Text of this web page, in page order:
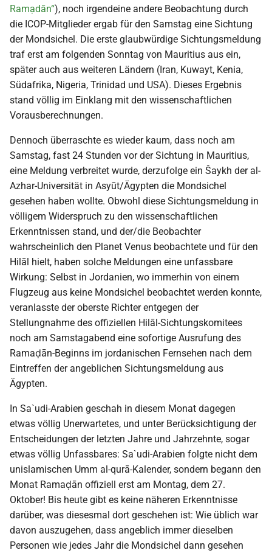
Ramạdān“), noch irgendeine andere Beobachtung durch
die ICOP-Mitglieder ergab für den Samstag eine Sichtung
der Mondsichel. Die erste glaubwürdige Sichtungsmeldung
traf erst am folgenden Sonntag von Mauritius aus ein,
später auch aus weiteren Ländern (Iran, Kuwayt, Kenia,
Südafrika, Nigeria, Trinidad und USA). Dieses Ergebnis
stand völlig im Einklang mit den wissenschaftlichen
Vorausberechnungen.
Dennoch überraschte es wieder kaum, dass noch am
Samstag, fast 24 Stunden vor der Sichtung in Mauritius,
eine Meldung verbreitet wurde, derzufolge ein Šaykh der al-
Azhar-Universität in Asyūt/Ägypten die Mondsichel
gesehen haben wollte. Obwohl diese Sichtungsmeldung in
völligem Widerspruch zu den wissenschaftlichen
Erkenntnissen stand, und der/die Beobachter
wahrscheinlich den Planet Venus beobachtete und für den
Hilāl hielt, haben solche Meldungen eine unfassbare
Wirkung: Selbst in Jordanien, wo immerhin von einem
Flugzeug aus keine Mondsichel beobachtet werden konnte,
veranlasste der oberste Richter entgegen der
Stellungnahme des offiziellen Hilāl-Sichtungskomitees
noch am Samstagabend eine sofortige Ausrufung des
Ramaḍān-Beginns im jordanischen Fernsehen nach dem
Eintreffen der angeblichen Sichtungsmeldung aus
Ägypten.
In Sa`udi-Arabien geschah in diesem Monat dagegen
etwas völlig Unerwartetes, und unter Berücksichtigung der
Entscheidungen der letzten Jahre und Jahrzehnte, sogar
etwas völlig Unfassbares: Sa`udi-Arabien folgte nicht dem
unislamischen Umm al-qurā-Kalender, sondern begann den
Monat Ramaḍān offiziell erst am Montag, dem 27.
Oktober! Bis heute gibt es keine näheren Erkenntnisse
darüber, was diesesmal dort geschehen ist: Wie üblich war
davon auszugehen, dass angeblich immer dieselben
Personen wie jedes Jahr die Mondsichel dann gesehen